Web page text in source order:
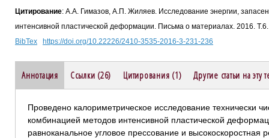
Цитирование: А.А. Гимазов, А.П. Жиляев. Исследование энергии,
интенсивной пластической деформации. Письма о материалах. 2016.
BibTex
https://doi.org/10.22226/2410-3535-2016-3-231-236
Аннотация Ссылки (26) Цитирования (1) Другие статьи на эту
Проведено калориметрическое исследование технически
комбинацией методов интенсивной пластической
равноканальное угловое прессование и высокоскоростная